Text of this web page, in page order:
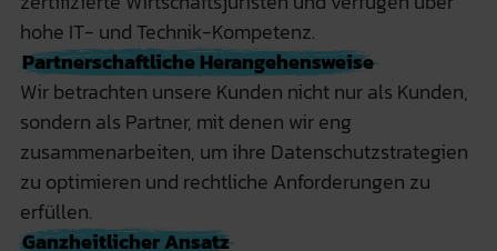
hohe IT- und Technik-Kompetenz.
Partnerschaftliche Herangehensweise
Wir betrachten unsere Kunden nicht nur als Kunden,
sondern als Partner, mit denen wir eng
zusammenarbeiten, um ihre Datenschutzstrategien
zu optimieren und rechtliche Anforderungen zu
erfüllen.
Ganzheitlicher Ansatz